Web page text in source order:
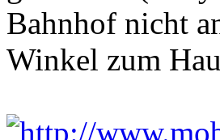
Bahnhof nicht
Winkel zum